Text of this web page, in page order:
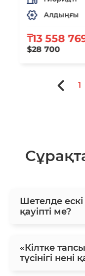
Алдыңғы
₸13 558
$28 700
1
Шетелде
қауіпті ме?
«Кілтке
түсінігі нені